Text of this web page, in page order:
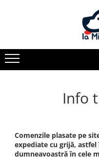
Pachete promotionale
Pachete promotionale
Pachete promotionale
Test gratuit
Info
Comenzile plasate pe
expediate cu grijă,
dumneavoastră în cele